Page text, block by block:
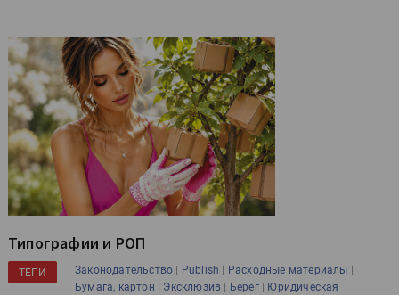
Типографии и РОП
ТЕГИ Законодательство | Publish | Расходные материалы |
Бумага, картон | Эксклюзив | Берег| Юридическая